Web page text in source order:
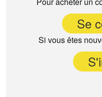
Se
Si vous êtes